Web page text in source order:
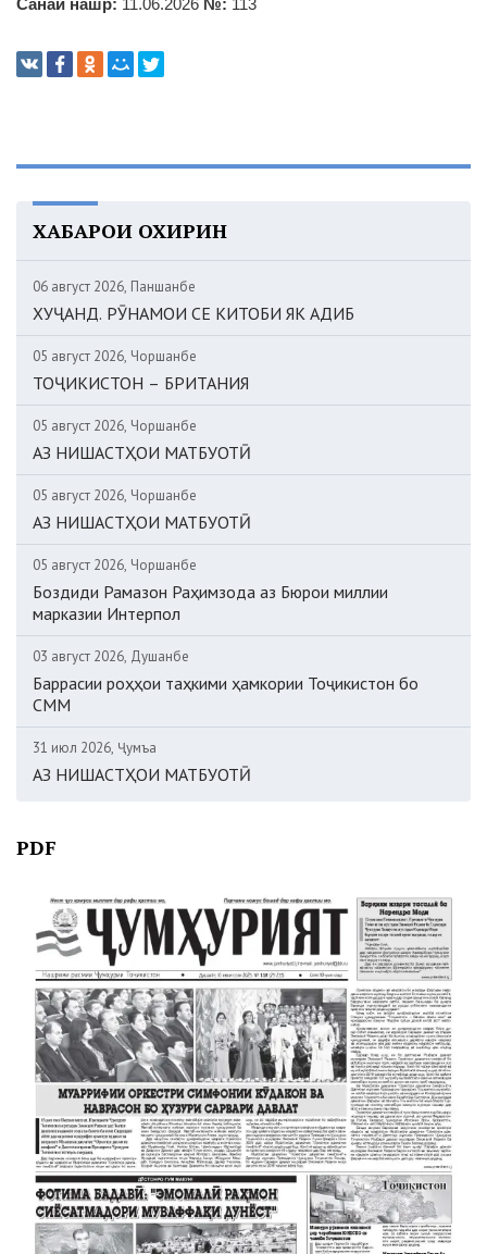
Санаи нашр: 11.06.2026 №: 113
ХАБАРҲОИ ОХИРИН
06 август 2026, Панҷшанбе
ХУҶАНД. РӮНАМОИ СЕ КИТОБИ ЯК АДИБ
05 август 2026, Чоршанбе
ТОҶИКИСТОН – БРИТАНИЯ
05 август 2026, Чоршанбе
АЗ НИШАСТҲОИ МАТБУОТӢ
05 август 2026, Чоршанбе
АЗ НИШАСТҲОИ МАТБУОТӢ
05 август 2026, Чоршанбе
Боздиди Рамазон Раҳимзода аз Бюрои миллии
марказии Интерпол
03 август 2026, Душанбе
Баррасии роҳҳои таҳкими ҳамкории Тоҷикистон бо
СММ
31 июл 2026, Ҷумъа
АЗ НИШАСТҲОИ МАТБУОТӢ
PDF